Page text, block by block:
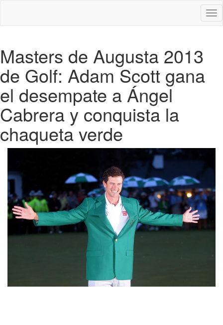
Masters de Augusta 2013
de Golf: Adam Scott gana
el desempate a Ángel
Cabrera y conquista la
chaqueta verde